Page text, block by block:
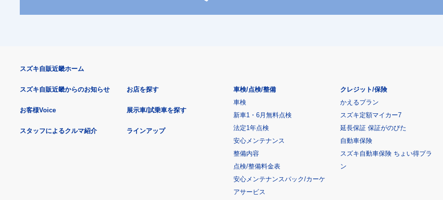
スズキ自販近畿ホーム
スズキ自販近畿からのお知らせ
お客様Voice
スタッフによるクルマ紹介
お店を探す
展示車/試乗車を探す
ラインアップ
車検/点検/整備
車検
新車1・6月無料点検
法定1年点検
安心メンテナンス
整備内容
点検/整備料金表
安心メンテナンスパック/カーケ
アサービス
クレジット/保険
かえるプラン
スズキ定額マイカー7
延長保証 保証がのびた
自動車保険
スズキ自動車保険 ちょい得プラ
ン